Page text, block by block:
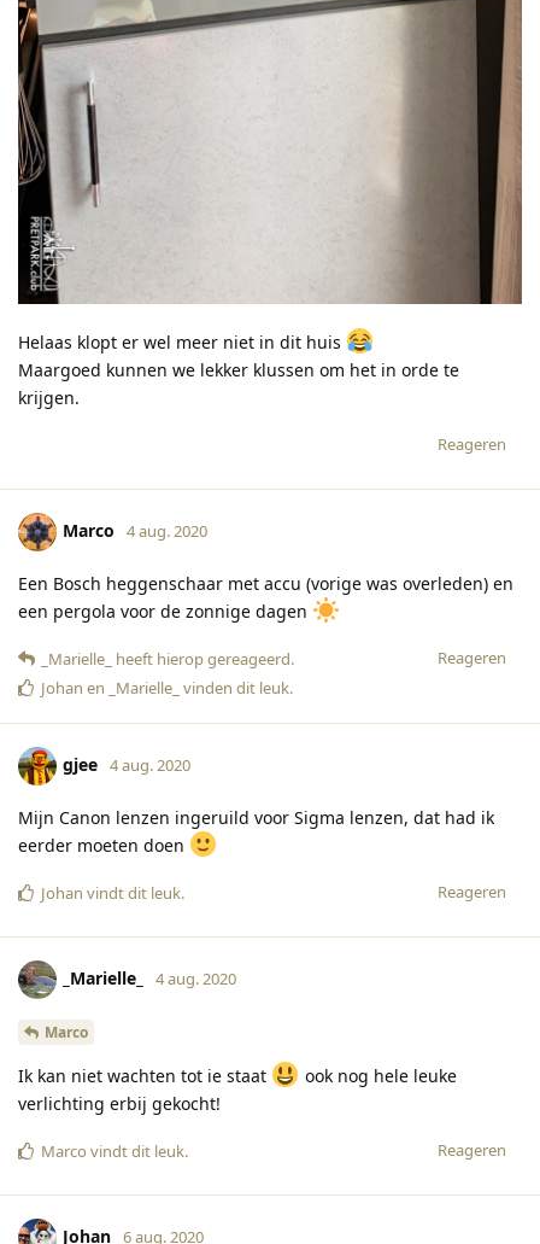
Helaas klopt er wel meer niet in dit huis
Maargoed kunnen we lekker klussen om het in orde te
krijgen.
Reageren
Marco 4 aug. 2020
Een Bosch heggenschaar met accu (vorige was overleden) en
een pergola voor de zonnige dagen
Reageren
_Marielle_ heeft hierop gereageerd.
Johan en _Marielle_ vinden dit leuk.
gjee 4 aug. 2020
Mijn Canon lenzen ingeruild voor Sigma lenzen, dat had ik
eerder moeten doen
Reageren
Johan vindt dit leuk.
_Marielle_ 4 aug. 2020
Marco
Ik kan niet wachten tot ie staat
ook nog hele leuke
verlichting erbij gekocht!
Reageren
Marco vindt dit leuk.
Johan 6 aug. 2020